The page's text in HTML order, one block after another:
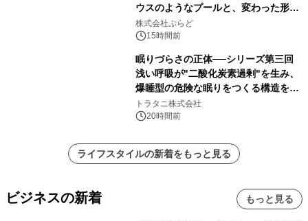
ウスのようなプールと、変わった形の
サウナも 「THE BOXY AWAJI」のお
得な素泊まり連泊プランで
株式会社ぷらど
15時間前
眠りづらさの正体──シリーズ第三回
浅い呼吸が"二酸化炭素過剰"を生み、
爆睡型の危険な眠りをつくる構造を解
説
トラタニ株式会社
20時間前
ライフスタイルの新着をもっと見る
ビジネスの新着 もっと見る